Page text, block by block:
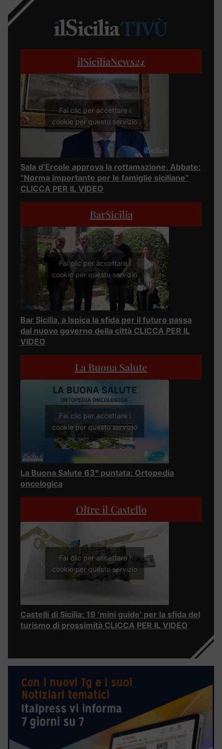
ilSiciliaNews24
Fai clic per accettare i
cookie per questo servizio
Sala d’Ercole approva la rottamazione, Abbate:
“Norma importante per le famiglie siciliane”
CLICCA PER IL VIDEO
BarSicilia
Fai clic per accettare i
cookie per questo servizio
Bar Sicilia, a Ispica la sfida per il futuro passa
dal nuovo governo della città CLICCA PER IL
VIDEO
La Buona Salute
Fai clic per accettare i
cookie per questo servizio
La Buona Salute 63° puntata: Ortopedia
oncologica
Oltre il Castello
Fai clic per accettare i
cookie per questo servizio
Castelli di Sicilia: 19 ‘mini guide’ per la sfida del
turismo di prossimità CLICCA PER IL VIDEO